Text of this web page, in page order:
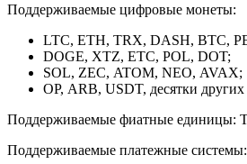
Поддерживаемые цифровые монеты:
LTC, ETH, TRX, DASH, BTC,
DOGE, XTZ, ЕТС, POL, DOT;
SOL, ZEC, ATOM, NEO, AVAX;
OP, ARB, USDT, десятки других
Поддерживаемые фиатные единицы:
Поддерживаемые платежные системы: